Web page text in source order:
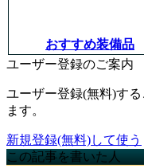
おすすめ装備品
ユーザー登録のご案内
ユーザー登録(無料)す
ます。
新規登録(無料)して使う
この記事を書いた人